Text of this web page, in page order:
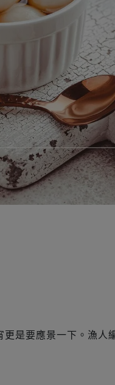
是要應景一下。漁人